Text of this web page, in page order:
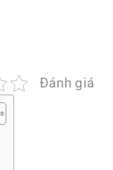
Đánh giá